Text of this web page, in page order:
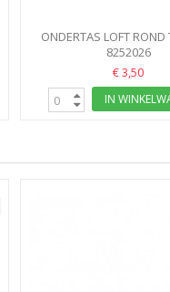
ONDERTAS LOFT
8252026
€ 3,50
IN